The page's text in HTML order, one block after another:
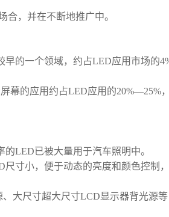
合，并在不断地推广中。
的一个领域，约占LED应用市场的
幕的应用约占LED应用的20%—25%
LED已被大量用于汽车照明中。
寸小，便于动态的亮度和颜色控制
大尺寸超大尺寸LCD显示器背光源